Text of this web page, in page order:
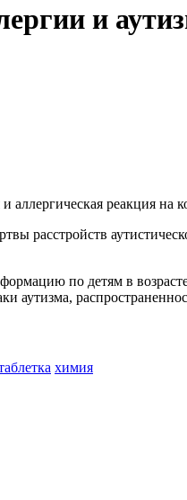
и
реакция на
расстройств
по детям в
химия